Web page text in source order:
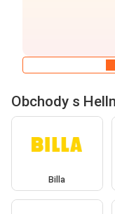
Obchody s
Billa